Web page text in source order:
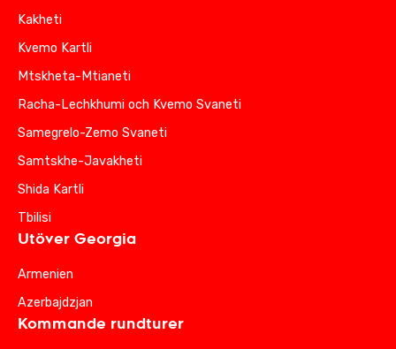
Kakheti
Kvemo Kartli
Mtskheta-Mtianeti
Racha-Lechkhumi och Kvemo Svaneti
Samegrelo-Zemo Svaneti
Samtskhe-Javakheti
Shida Kartli
Tbilisi
Utöver Georgia
Armenien
Azerbajdzjan
Kommande rundturer